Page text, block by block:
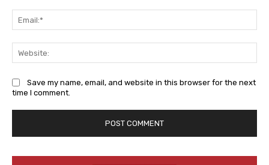
Save my name, email, and website in this browser for the next
time I comment.